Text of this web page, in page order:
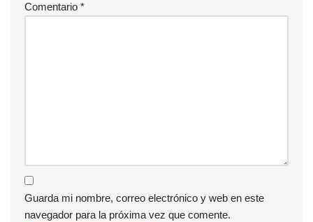
Comentario *
Guarda mi nombre, correo electrónico y web en este
navegador para la próxima vez que comente.